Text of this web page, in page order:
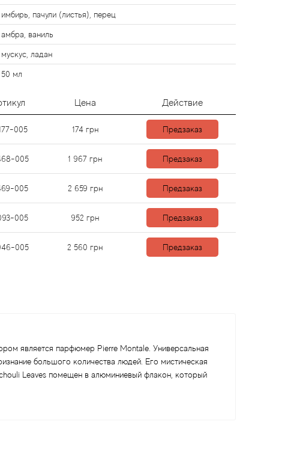
имбирь, пачули (листья), перец
амбра, ваниль
мускус, ладан
50 мл
Цена Действие
005 174 грн Предзаказ
005 1 967 грн Предзаказ
005 2 659 грн Предзаказ
005 952 грн Предзаказ
005 2 560 грн Предзаказ
является парфюмер Pierre Montale. Универсальная
большого количества людей. Его мистическая
Leaves помещен в алюминиевый флакон, который